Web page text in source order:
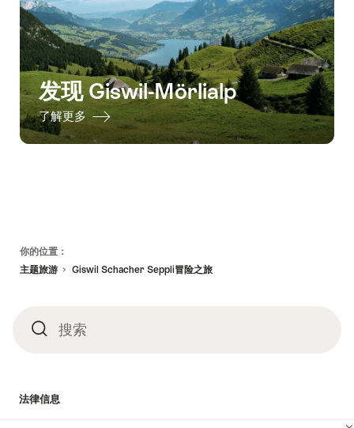
发现 Giswil-Mörlialp
了解更多
你的位置：
主题旅游
Giswil Schacher Seppli冒险之旅
搜 搜索
法律信息